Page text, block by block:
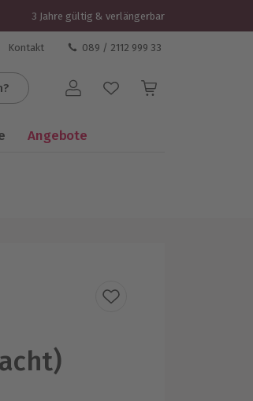
3 Jahre gültig & verlängerbar
Kontakt 089 / 2112 999 33
Benutzerkonto
Angebote